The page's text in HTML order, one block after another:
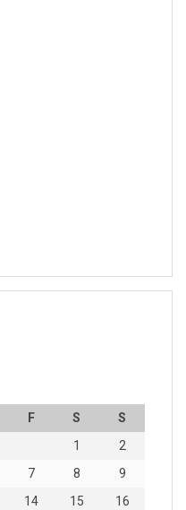
F S
S
1
2
7 8
9
14 15
16